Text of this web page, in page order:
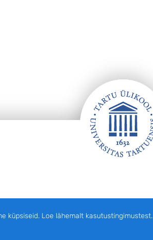
küpsiseid. Loe lähemalt kasutustingimustest.